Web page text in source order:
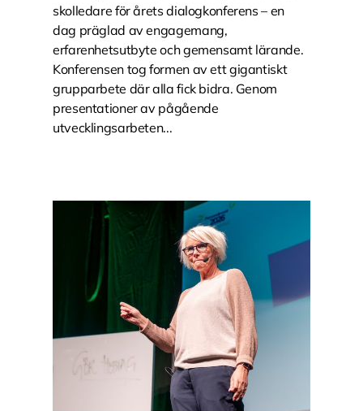
skolledare för årets dialogkonferens – en
dag präglad av engagemang,
erfarenhetsutbyte och gemensamt lärande.
Konferensen tog formen av ett gigantiskt
grupparbete där alla fick bidra. Genom
presentationer av pågående
utvecklingsarbeten...